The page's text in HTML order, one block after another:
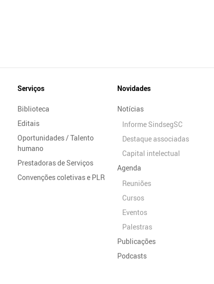
Serviços
Biblioteca
Editais
Oportunidades / Talento
humano
Prestadoras de Serviços
Convenções coletivas e PLR
Novidades
Notícias
Informe SindsegSC
Destaque associadas
Capital intelectual
Agenda
Reuniões
Cursos
Eventos
Palestras
Publicações
Podcasts